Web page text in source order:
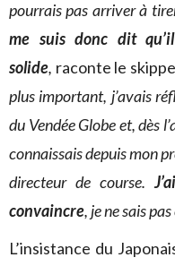
pourrais pas arriver à
me suis donc dit
solide, raconte le
plus important, j’avais
du Vendée Globe et, dès
connaissais depuis mon
directeur de course.
convaincre, je ne sais
L’insistance du